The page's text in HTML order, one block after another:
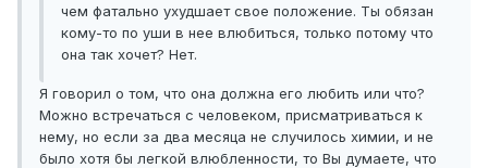
чем фатально ухудшает свое положение. Ты обязан
кому-то по уши в нее влюбиться, только потому что
она так хочет? Нет.
Я говорил о том, что она должна его любить или что?
Можно встречаться с человеком, присматриваться к
нему, но если за два месяца не случилось химии, и не
было хотя бы легкой влюбленности, то Вы думаете, что